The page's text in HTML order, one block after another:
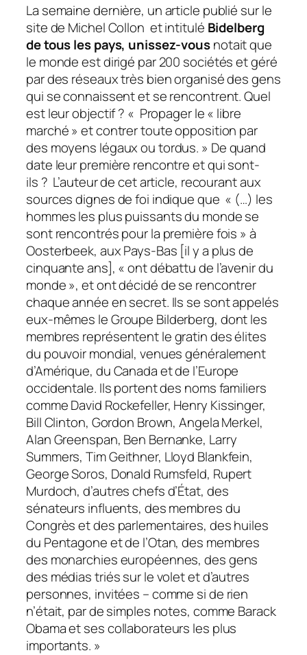
La semaine dernière, un article publié sur le
site de Michel Collon et intitulé Bidelberg
de tous les pays, unissez-vousnotait que
le monde est dirigé par 200 sociétés et géré
par des réseaux très bien organisé des gens
qui se connaissent et se rencontrent. Quel
est leur objectif ? « Propager le « libre
marché » et contrer toute opposition par
des moyens légaux ou tordus. » De quand
date leur première rencontre et qui sont-
ils ? L’auteur de cet article, recourant aux
sources dignes de foi indique que « (…) les
hommes les plus puissants du monde se
sont rencontrés pour la première fois » à
Oosterbeek, aux Pays-Bas [il y a plus de
cinquante ans], « ont débattu de l’avenir du
monde », et ont décidé de se rencontrer
chaque année en secret. Ils se sont appelés
eux-mêmes le Groupe Bilderberg, dont les
membres représentent le gratin des élites
du pouvoir mondial, venues généralement
d’Amérique, du Canada et de l’Europe
occidentale. Ils portent des noms familiers
comme David Rockefeller, Henry Kissinger,
Bill Clinton, Gordon Brown, Angela Merkel,
Alan Greenspan, Ben Bernanke, Larry
Summers, Tim Geithner, Lloyd Blankfein,
George Soros, Donald Rumsfeld, Rupert
Murdoch, d’autres chefs d’État, des
sénateurs influents, des membres du
Congrès et des parlementaires, des huiles
du Pentagone et de l’Otan, des membres
des monarchies européennes, des gens
des médias triés sur le volet et d’autres
personnes, invitées – comme si de rien
n’était, par de simples notes, comme Barack
Obama et ses collaborateurs les plus
importants. »